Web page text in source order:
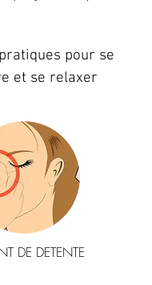
pour se
et se relaxer
DE DETENTE